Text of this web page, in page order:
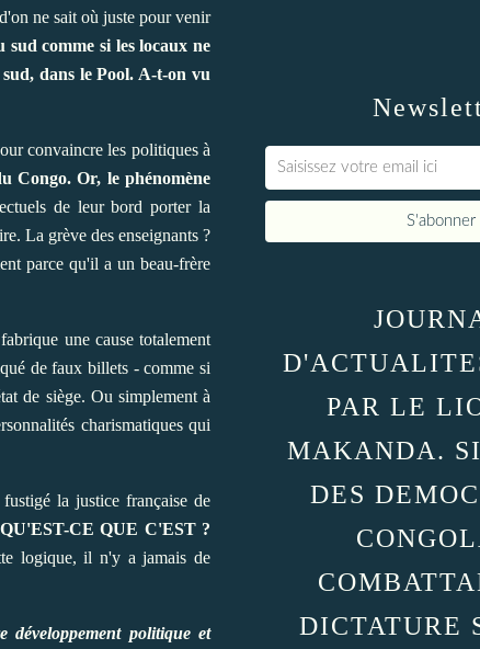
ne sait où juste pour venir
comme si les locaux ne
dans le Pool. A-t-on vu
convaincre les politiques à
Congo. Or, le phénomène
de leur bord porter la
La grève des enseignants ?
parce qu'il a un beau-frère
une cause totalement
de faux billets - comme si
de siège. Ou simplement à
charismatiques qui
la justice française de
CE QUE C'EST ?
logique, il n'y a jamais de
politique et
PAR LE
MAKANDA.
DES
DICTATURE